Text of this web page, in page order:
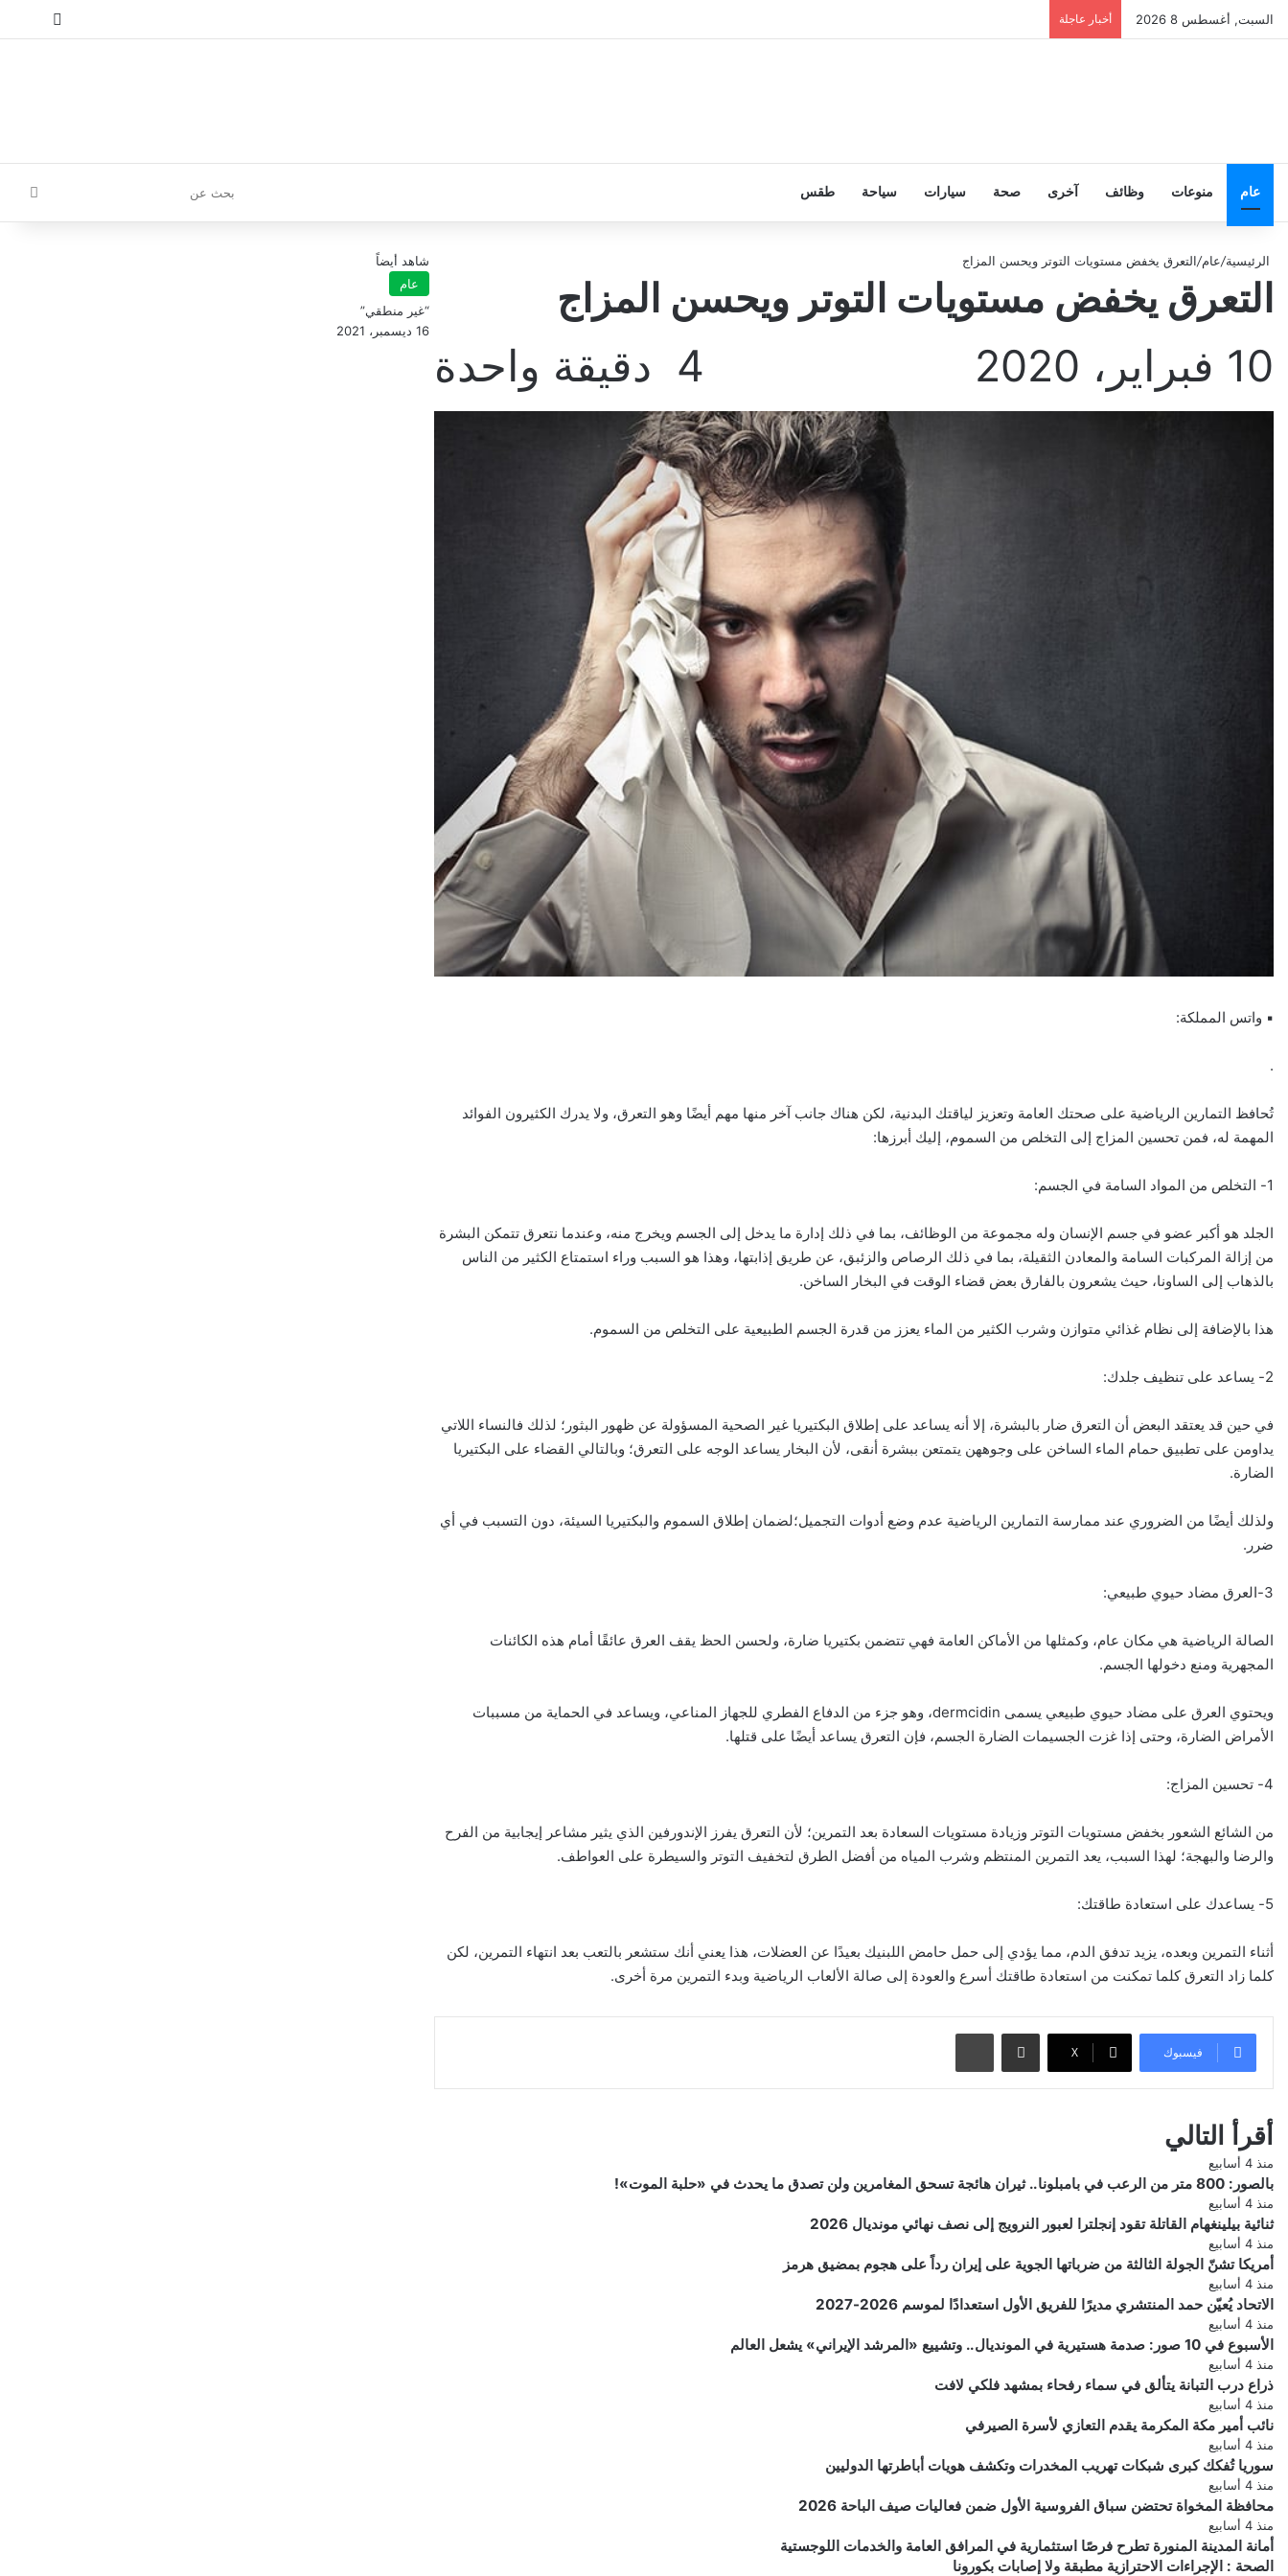
السبت, أغسطس 8 2026 أخبار عاجلة تسجيل
عام منوعات وظائف آخرى صحة سيارات سياحة طقس
عن
الرئيسية/عام/التعرق يخفض مستويات التوتر ويحسن المزاج
التعرق يخفض مستويات التوتر ويحسن المزاج
10 فبراير، 2020 دقيقة واحدة
▪︎ واتس المملكة:
.
تُحافظ التمارين الرياضية على صحتك العامة وتعزيز لياقتك البدنية، لكن هناك جانب آخر منها مهم أيضًا وهو التعرق، ولا يدرك الكثيرون الفوائد
المهمة له، فمن تحسين المزاج إلى التخلص من السموم، إليك أبرزها:
1- التخلص من المواد السامة في الجسم:
الجلد هو أكبر عضو في جسم الإنسان وله مجموعة من الوظائف، بما في ذلك إدارة ما يدخل إلى الجسم ويخرج منه، وعندما نتعرق تتمكن البشرة
من إزالة المركبات السامة والمعادن الثقيلة، بما في ذلك الرصاص والزئبق، عن طريق إذابتها، وهذا هو السبب وراء استمتاع الكثير من الناس
بالذهاب إلى الساونا، حيث يشعرون بالفارق بعض قضاء الوقت في البخار الساخن.
هذا بالإضافة إلى نظام غذائي متوازن وشرب الكثير من الماء يعزز من قدرة الجسم الطبيعية على التخلص من السموم.
2- يساعد على تنظيف جلدك:
في حين قد يعتقد البعض أن التعرق ضار بالبشرة، إلا أنه يساعد على إطلاق البكتيريا غير الصحية المسؤولة عن ظهور البثور؛ لذلك فالنساء اللاتي
يداومن على تطبيق حمام الماء الساخن على وجوههن يتمتعن ببشرة أنقى، لأن البخار يساعد الوجه على التعرق؛ وبالتالي القضاء على البكتيريا
الضارة.
ولذلك أيضًا من الضروري عند ممارسة التمارين الرياضية عدم وضع أدوات التجميل؛لضمان إطلاق السموم والبكتيريا السيئة، دون التسبب في أي
ضرر.
3-العرق مضاد حيوي طبيعي:
الصالة الرياضية هي مكان عام، وكمثلها من الأماكن العامة فهي تتضمن بكتيريا ضارة، ولحسن الحظ يقف العرق عائقًا أمام هذه الكائنات
المجهرية ومنع دخولها الجسم.
ويحتوي العرق على مضاد حيوي طبيعي يسمى dermcidin، وهو جزء من الدفاع الفطري للجهاز المناعي، ويساعد في الحماية من مسببات
الأمراض الضارة، وحتى إذا غزت الجسيمات الضارة الجسم، فإن التعرق يساعد أيضًا على قتلها.
4- تحسين المزاج:
من الشائع الشعور بخفض مستويات التوتر وزيادة مستويات السعادة بعد التمرين؛ لأن التعرق يفرز الإندورفين الذي يثير مشاعر إيجابية من الفرح
والرضا والبهجة؛ لهذا السبب، يعد التمرين المنتظم وشرب المياه من أفضل الطرق لتخفيف التوتر والسيطرة على العواطف.
5- يساعدك على استعادة طاقتك:
أثناء التمرين وبعده، يزيد تدفق الدم، مما يؤدي إلى حمل حامض اللبنيك بعيدًا عن العضلات، هذا يعني أنك ستشعر بالتعب بعد انتهاء التمرين، لكن
كلما زاد التعرق كلما تمكنت من استعادة طاقتك أسرع والعودة إلى صالة الألعاب الرياضية وبدء التمرين مرة أخرى.
فيسبوك ‫X
مشاركة عبر البريد طباعة
أقرأ التالي
منذ 4 أسابيع
بالصور: 800 متر من الرعب في بامبلونا.. ثيران هائجة تسحق المغامرين ولن تصدق ما يحدث في «حلبة الموت»!
منذ 4 أسابيع
ثنائية بيلينغهام القاتلة تقود إنجلترا لعبور النرويج إلى نصف نهائي مونديال 2026
منذ 4 أسابيع
أمريكا تشنّ الجولة الثالثة من ضرباتها الجوية على إيران رداً على هجوم بمضيق هرمز
منذ 4 أسابيع
الاتحاد يُعيّن حمد المنتشري مديرًا للفريق الأول استعدادًا لموسم 2026-2027
منذ 4 أسابيع
الأسبوع في 10 صور: صدمة هستيرية في المونديال.. وتشييع «المرشد الإيراني» يشعل العالم
منذ 4 أسابيع
ذراع درب التبانة يتألق في سماء رفحاء بمشهد فلكي لافت
منذ 4 أسابيع
نائب أمير مكة المكرمة يقدم التعازي لأسرة الصيرفي
منذ 4 أسابيع
سوريا تُفكك كبرى شبكات تهريب المخدرات وتكشف هويات أباطرتها الدوليين
منذ 4 أسابيع
محافظة المخواة تحتضن سباق الفروسية الأول ضمن فعاليات صيف الباحة 2026
منذ 4 أسابيع
أمانة المدينة المنورة تطرح فرصًا استثمارية في المرافق العامة والخدمات اللوجستية
الصحة
الصحة : الإجراءات الاحترازية مطبقة ولا إصابات بكورونا
شاهد أيضاً
عام
“غير منطقي”
16 ديسمبر، 2021